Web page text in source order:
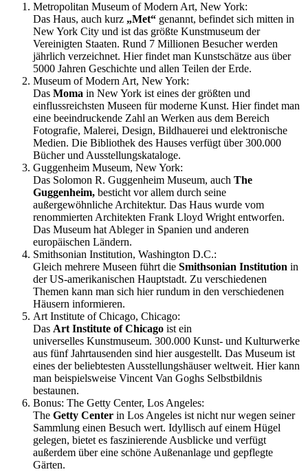
Metropolitan Museum of Modern Art, New York:
Das Haus, auch kurz „Met“ genannt, befindet sich mitten in
New York City und ist das größte Kunstmuseum der
Vereinigten Staaten. Rund 7 Millionen Besucher werden
jährlich verzeichnet. Hier findet man Kunstschätze aus über
5000 Jahren Geschichte und allen Teilen der Erde.
Museum of Modern Art, New York:
Das Moma in New York ist eines der größten und
einflussreichsten Museen für moderne Kunst. Hier findet man
eine beeindruckende Zahl an Werken aus dem Bereich
Fotografie, Malerei, Design, Bildhauerei und elektronische
Medien. Die Bibliothek des Hauses verfügt über 300.000
Bücher und Ausstellungskataloge.
Guggenheim Museum, New York:
Das Solomon R. Guggenheim Museum, auch The
Guggenheim, besticht vor allem durch seine
außergewöhnliche Architektur. Das Haus wurde vom
renommierten Architekten Frank Lloyd Wright entworfen.
Das Museum hat Ableger in Spanien und anderen
europäischen Ländern.
Smithsonian Institution, Washington D.C.:
Gleich mehrere Museen führt die Smithsonian Institution in
der US-amerikanischen Hauptstadt. Zu verschiedenen
Themen kann man sich hier rundum in den verschiedenen
Häusern informieren.
Art Institute of Chicago, Chicago:
Das Art Institute of Chicago ist ein
universelles Kunstmuseum. 300.000 Kunst- und Kulturwerke
aus fünf Jahrtausenden sind hier ausgestellt. Das Museum ist
eines der beliebtesten Ausstellungshäuser weltweit. Hier kann
man beispielsweise Vincent Van Goghs Selbstbildnis
bestaunen.
Bonus: The Getty Center, Los Angeles:
The Getty Center in Los Angeles ist nicht nur wegen seiner
Sammlung einen Besuch wert. Idyllisch auf einem Hügel
gelegen, bietet es faszinierende Ausblicke und verfügt
außerdem über eine schöne Außenanlage und gepflegte
Gärten.